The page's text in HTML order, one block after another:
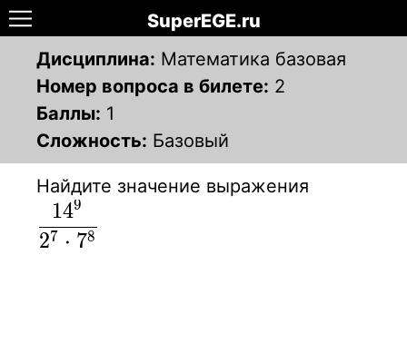
SuperEGE.ru
Дисциплина: Математика базовая
Номер вопроса в билете: 2
Баллы: 1
Сложность: Базовый
Найдите значение выражения
\displaystyle
{ 14^9 \over
27 ⋅ 78
149